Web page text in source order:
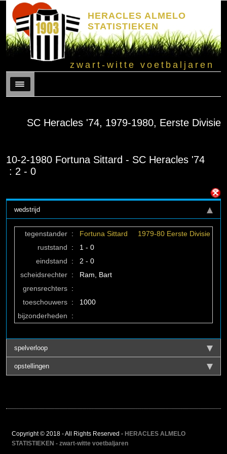
HERACLES ALMELO
STATISTIEKEN
zwart-witte voetbaljaren
Menu
SC Heracles '74, 1979-1980, Eerste Divisie
10-2-1980 Fortuna Sittard - SC Heracles '74
: 2 - 0
wedstrijd
tegenstander : Fortuna Sittard
1979-80 Eerste Divisie
ruststand
:
1 - 0
eindstand
:
2 - 0
scheidsrechter :
Ram, Bart
grensrechters :
toeschouwers :
1000
bijzonderheden
:
spelverloop
opstellingen
Copyright © 2018 - All Rights Reserved - HERACLES ALMELO
STATISTIEKEN - zwart-witte voetbaljaren